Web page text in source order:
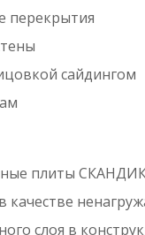
перекрытия
сайдингом
плиты
качестве
слоя в